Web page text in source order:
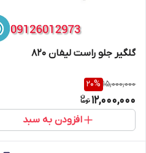
گلگیر جلو راست لیفان 820
15,000,000
20%
12,000,000
افزودن به سبد